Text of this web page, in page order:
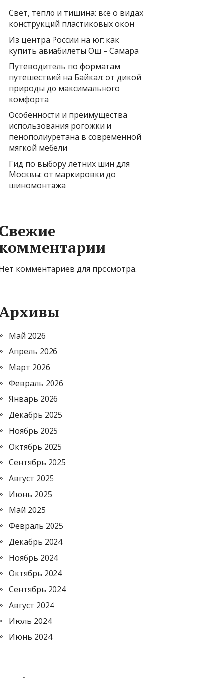
Свет, тепло и тишина: всё о видах
конструкций пластиковых окон
Из центра России на юг: как
купить авиабилеты Ош – Самара
Путеводитель по форматам
путешествий на Байкал: от дикой
природы до максимального
комфорта
Особенности и преимущества
использования рогожки и
пенополиуретана в современной
мягкой мебели
Гид по выбору летних шин для
Москвы: от маркировки до
шиномонтажа
Свежие
комментарии
Нет комментариев для просмотра.
Май 2026
Апрель 2026
Март 2026
Февраль 2026
Январь 2026
Декабрь 2025
Ноябрь 2025
Октябрь 2025
Сентябрь 2025
Август 2025
Июнь 2025
Май 2025
Февраль 2025
Декабрь 2024
Ноябрь 2024
Октябрь 2024
Сентябрь 2024
Август 2024
Июль 2024
Июнь 2024